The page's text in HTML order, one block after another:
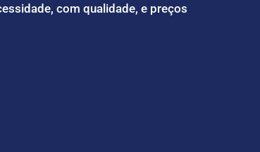
com qualidade, e preços